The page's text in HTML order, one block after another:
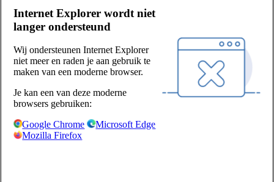
Internet Explorer wordt niet
langer ondersteund
Wij ondersteunen Internet Explorer
niet meer en raden je aan gebruik te
maken van een moderne browser.
Je kan een van deze moderne
browsers gebruiken:
Google Chrome
Microsoft Edge
Mozilla Firefox
Leveranciers
Privacy & voorwaarden
Verkoop- en leveringsvoorwaarden
Producten retourneren
Privacyverklaring
Privacyinstellingen
Contact